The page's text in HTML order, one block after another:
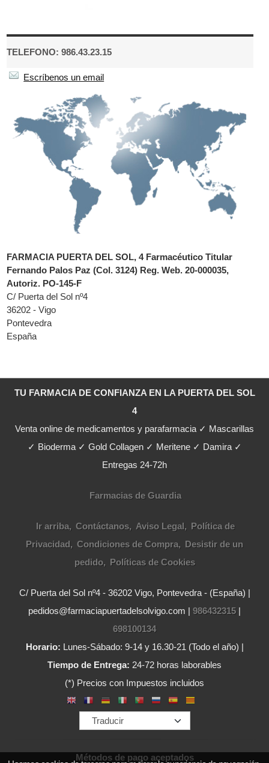
TELEFONO: 986.43.23.15
Escríbenos un email
FARMACIA PUERTA DEL SOL, 4 Farmacéutico Titular
Fernando Palos Paz (Col. 3124) Reg. Web. 20-000035,
Autoriz. PO-145-F
C/ Puerta del Sol nº4
36202 - Vigo
Pontevedra
España
TU FARMACIA DE CONFIANZA EN LA PUERTA DEL SOL
4
Venta online de medicamentos y parafarmacia ✓ Mascarillas
✓ Bioderma ✓ Gold Collagen ✓ Meritene ✓ Damira ✓
Entregas 24-72h
Farmacias de Guardia
Ir arriba Contáctanos Aviso Legal
Política de
Privacidad
Condiciones de Compra
Desistir de un
pedido
Políticas de Cookies
C/ Puerta del Sol nº4 - 36202 Vigo, Pontevedra - (España) |
pedidos@farmaciapuertadelsolvigo.com | 986432315 |
698100134
Horario: Lunes-Sábado: 9-14 y 16.30-21 (Todo el año) |
Tiempo de Entrega: 24-72 horas laborables
(*) Precios con Impuestos incluidos
Métodos de pago aceptados